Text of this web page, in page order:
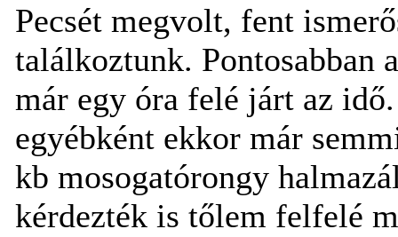
Pecsét megvolt, fent
találkoztunk. Pontosabban
már egy óra felé járt az
egyébként ekkor már
kb mosogatórongy
kérdezték is tőlem felfelé